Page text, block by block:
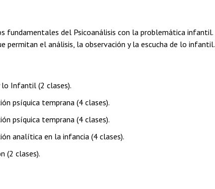
fundamentales del Psicoanálisis con la problemática infantil.
permitan el análisis, la observación y la escucha de lo infantil.
lo Infantil (2 clases).
psíquica temprana (4 clases).
psíquica temprana (4 clases).
analítica en la infancia (4 clases).
(2 clases).